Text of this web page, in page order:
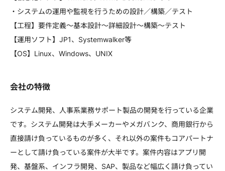
・システムの運用や監視を行うための設計／構築／テスト
【工程】要件定義～基本設計～詳細設計～構築～テスト
【運用ソフト】JP1、Systemwalker等
【OS】Linux、Windows、UNIX
会社の特徴
システム開発、人事系業務サポート製品の開発を行っている企業
です。システム開発は大手メーカーやメガバンク、商用銀行から
直接請け負っているものが多く、それ以外の案件もコアパートナ
ーとして請け負っている案件が大半です。案件内容はアプリ開
発、基盤系、インフラ開発、SAP、製品など幅広く請け負ってい